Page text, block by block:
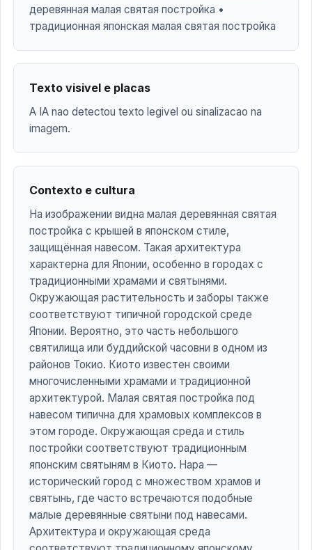
деревянная малая святая постройка •
традиционная японская малая святая постройка
Texto visivel e placas
A IA nao detectou texto legivel ou sinalizacao na
imagem.
Contexto e cultura
На изображении видна малая деревянная святая
постройка с крышей в японском стиле,
защищённая навесом. Такая архитектура
характерна для Японии, особенно в городах с
традиционными храмами и святынями.
Окружающая растительность и заборы также
соответствуют типичной городской среде
Японии. Вероятно, это часть небольшого
святилища или буддийской часовни в одном из
районов Токио. Киото известен своими
многочисленными храмами и традиционной
архитектурой. Малая святая постройка под
навесом типична для храмовых комплексов в
этом городе. Окружающая среда и стиль
постройки соответствуют традиционным
японским святыням в Киото. Нара —
исторический город с множеством храмов и
святынь, где часто встречаются подобные
малые деревянные святыни под навесами.
Архитектура и окружающая среда